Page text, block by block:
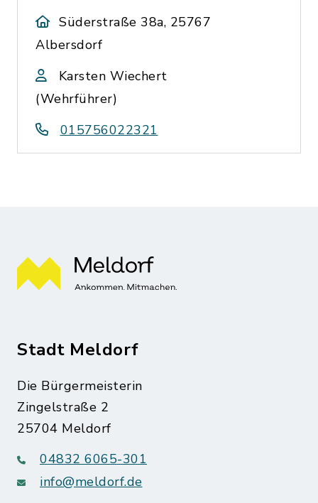
Süderstraße 38a, 25767
Albersdorf
Karsten Wiechert
(Wehrführer)
015756022321
Stadt Meldorf
Die Bürgermeisterin
Zingelstraße 2
25704 Meldorf
04832 6065-301
info@meldorf.de